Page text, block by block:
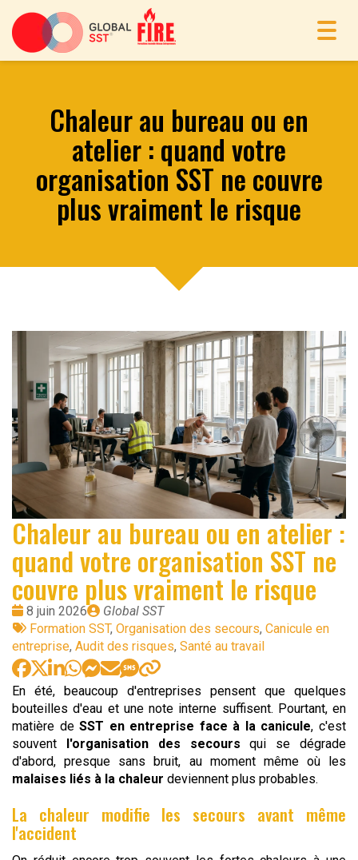
Chaleur au bureau ou en
atelier : quand votre
organisation SST ne couvre
plus vraiment le risque
Chaleur au bureau ou en atelier :
quand votre organisation SST ne
couvre plus vraiment le risque
Date
:
8 juin 2026
Publié
par
Global SST
Tags
:
Formation SST, Organisation des secours, Canicule en
entreprise, Audit des risques, Santé au travail
En été, beaucoup d'entreprises pensent que quelques
bouteilles d'eau et une note interne suffisent. Pourtant, en
matière deSST en entreprise face à la canicule, c'est
souvent l'organisation des secours qui se dégrade
d'abord, presque sans bruit, au moment même où les
malaises liés à la chaleur deviennent plus probables.
La chaleur modifie les secours avant même
l'accident